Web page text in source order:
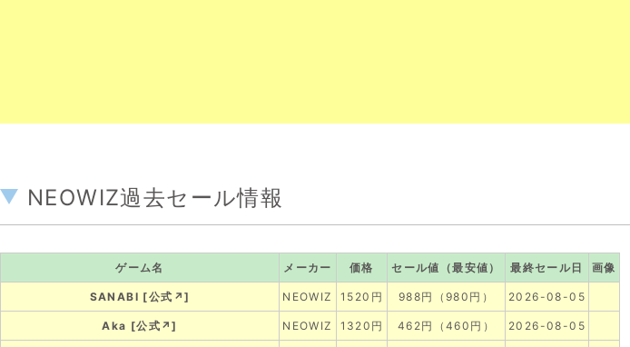
NEOWIZ過去セール情報
ゲーム名 メーカー 価格 セール値（最安値） 最終セール日 画像
SANABI [公式↗ ] NEOWIZ 1520円 988円（980円） 2026-08-05
Aka [公式↗] NEOWIZ 1320円 462円（460円） 2026-08-05